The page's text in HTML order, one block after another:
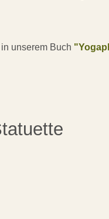
unserem Buch